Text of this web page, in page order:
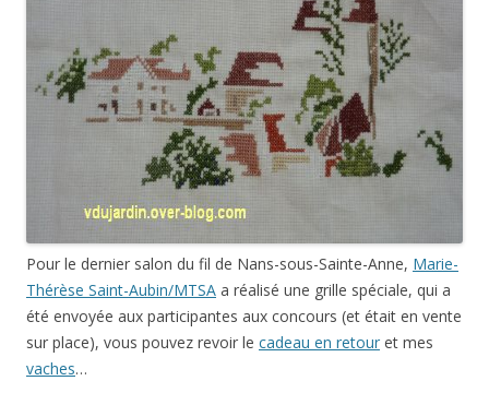
Pour le dernier salon du fil de Nans-sous-Sainte-Anne, Marie-
Thérèse Saint-Aubin/MTSA a réalisé une grille spéciale, qui a
été envoyée aux participantes aux concours (et était en vente
sur place), vous pouvez revoir le cadeau en retour et mes
vaches…